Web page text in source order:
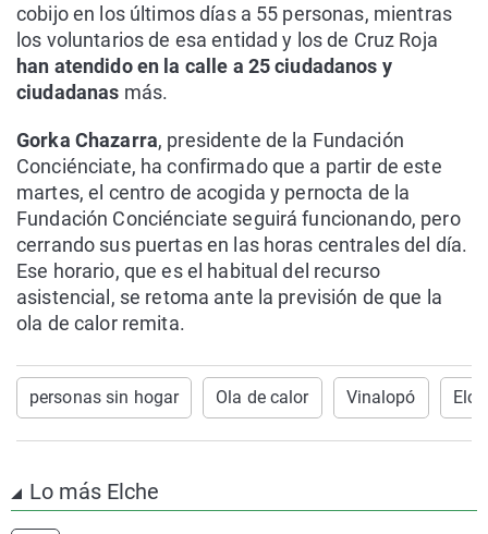
cobijo en los últimos días a 55 personas, mientras
los voluntarios de esa entidad y los de Cruz Roja
han atendido en la calle a 25 ciudadanos y
ciudadanas más.
Gorka Chazarra, presidente de la Fundación
Conciénciate, ha confirmado que a partir de este
martes, el centro de acogida y pernocta de la
Fundación Conciénciate seguirá funcionando, pero
cerrando sus puertas en las horas centrales del día.
Ese horario, que es el habitual del recurso
asistencial, se retoma ante la previsión de que la
ola de calor remita.
personas sin hogar Ola de calor Vinalopó
Lo más Elche